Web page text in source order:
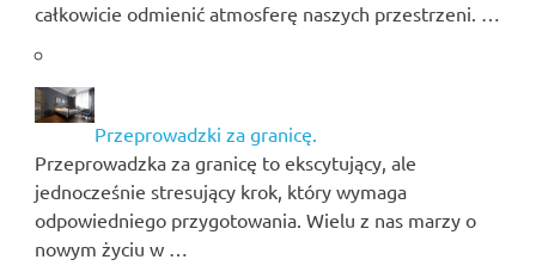
całkowicie odmienić atmosferę naszych przestrzeni. …
Przeprowadzki za granicę.
Przeprowadzka za granicę to ekscytujący, ale
jednocześnie stresujący krok, który wymaga
odpowiedniego przygotowania. Wielu z nas marzy o
nowym życiu w …